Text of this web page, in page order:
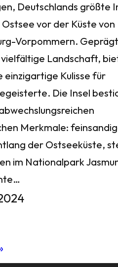
Deutschlands größte
vor der Küste von
Vorpommern. Geprägt
vielfältige Landschaft,
einzigartige Kulisse für
Die Insel
Merkmale:
der Ostseeküste,
im Nationalpark